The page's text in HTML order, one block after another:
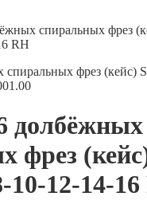
спиральных фрез
RH
фрез (кейс)
долбёжных
фрез
10-12-14-